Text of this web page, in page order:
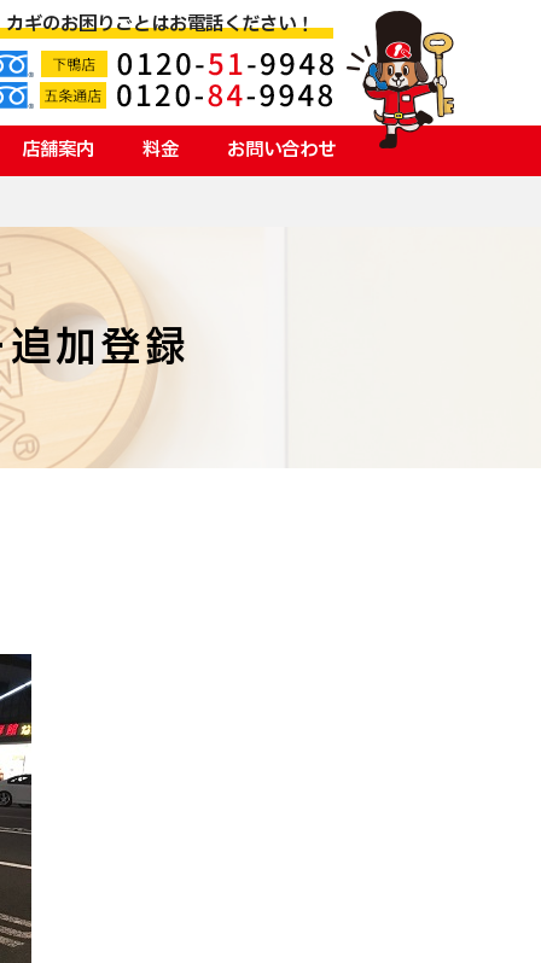
カギのお困りごとはお電話ください！
店舗案内 料金 お問い合わせ
加登録